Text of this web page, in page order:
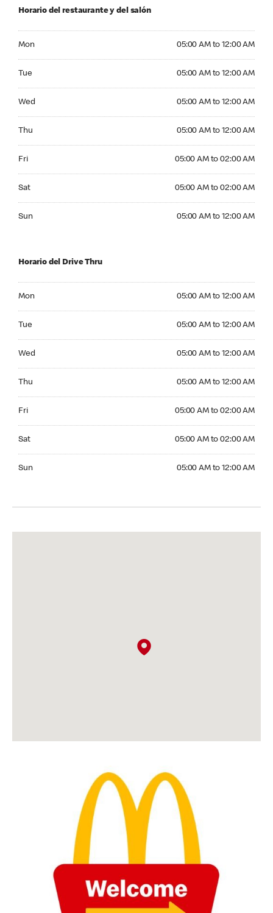
Horario del restaurante y del salón
Mon 05:00 AM to 12:00 AM
Tue 05:00 AM to 12:00 AM
Wed 05:00 AM to 12:00 AM
Thu 05:00 AM to 12:00 AM
Fri 05:00 AM to 02:00 AM
Sat 05:00 AM to 02:00 AM
Sun 05:00 AM to 12:00 AM
Horario del Drive Thru
Mon 05:00 AM to 12:00 AM
Tue 05:00 AM to 12:00 AM
Wed 05:00 AM to 12:00 AM
Thu 05:00 AM to 12:00 AM
Fri 05:00 AM to 02:00 AM
Sat 05:00 AM to 02:00 AM
Sun 05:00 AM to 12:00 AM